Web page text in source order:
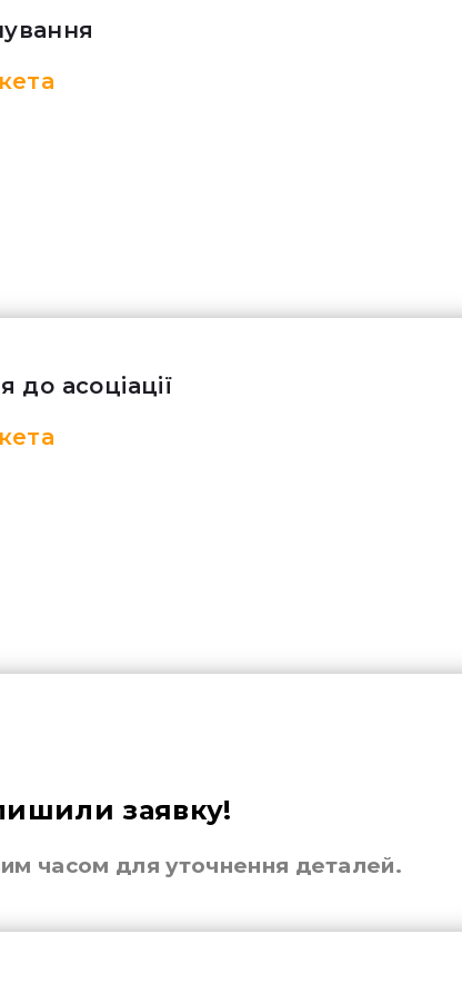
до асоціації
заявку!
часом для уточнення деталей.